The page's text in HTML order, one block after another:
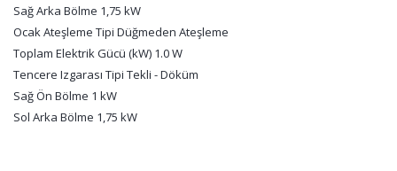
Sağ Arka Bölme 1,75 kW
Ocak Ateşleme Tipi Düğmeden Ateşleme
Toplam Elektrik Gücü (kW) 1.0 W
Tencere Izgarası Tipi Tekli - Döküm
Sağ Ön Bölme 1 kW
Sol Arka Bölme 1,75 kW